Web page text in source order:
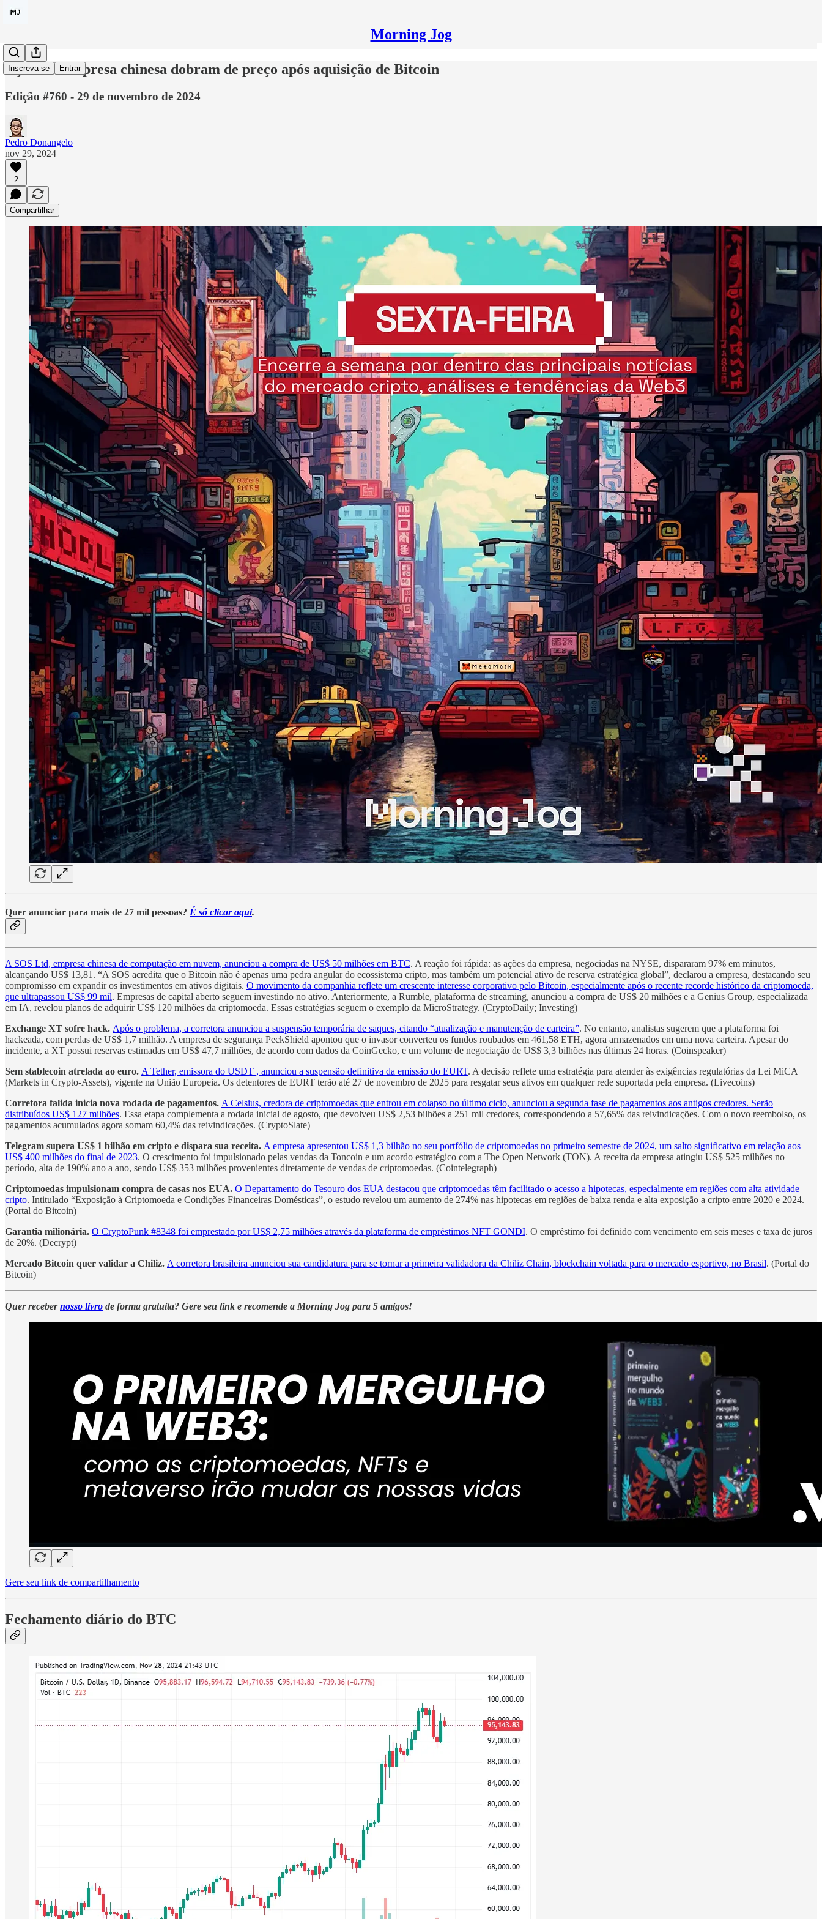
Morning Jog
Inscreva-se Entrar
Ações de empresa chinesa dobram de preço após aquisição de Bitcoin
Edição #760 - 29 de novembro de 2024
Pedro Donangelo
nov 29, 2024
2
Compartilhar
Quer anunciar para mais de 27 mil pessoas? É só clicar aqui.
A SOS Ltd, empresa chinesa de computação em nuvem, anunciou a compra de US$ 50 milhões em BTC. A reação foi rápida: as ações da empresa, negociadas na NYSE, dispararam 97% em minutos,
alcançando US$ 13,81. “A SOS acredita que o Bitcoin não é apenas uma pedra angular do ecossistema cripto, mas também um potencial ativo de reserva estratégica global”, declarou a empresa, destacando seu
compromisso em expandir os investimentos em ativos digitais. O movimento da companhia reflete um crescente interesse corporativo pelo Bitcoin, especialmente após o recente recorde histórico da criptomoeda,
que ultrapassou US$ 99 mil. Empresas de capital aberto seguem investindo no ativo. Anteriormente, a Rumble, plataforma de streaming, anunciou a compra de US$ 20 milhões e a Genius Group, especializada
em IA, revelou planos de adquirir US$ 120 milhões da criptomoeda. Essas estratégias seguem o exemplo da MicroStrategy. (CryptoDaily; Investing)
Exchange XT sofre hack. Após o problema, a corretora anunciou a suspensão temporária de saques, citando “atualização e manutenção de carteira”. No entanto, analistas sugerem que a plataforma foi
hackeada, com perdas de US$ 1,7 milhão. A empresa de segurança PeckShield apontou que o invasor converteu os fundos roubados em 461,58 ETH, agora armazenados em uma nova carteira. Apesar do
incidente, a XT possui reservas estimadas em US$ 47,7 milhões, de acordo com dados da CoinGecko, e um volume de negociação de US$ 3,3 bilhões nas últimas 24 horas. (Coinspeaker)
Sem stablecoin atrelada ao euro. A Tether, emissora do USDT , anunciou a suspensão definitiva da emissão do EURT. A decisão reflete uma estratégia para atender às exigências regulatórias da Lei MiCA
(Markets in Crypto-Assets), vigente na União Europeia. Os detentores de EURT terão até 27 de novembro de 2025 para resgatar seus ativos em qualquer rede suportada pela empresa. (Livecoins)
Corretora falida inicia nova rodada de pagamentos. A Celsius, credora de criptomoedas que entrou em colapso no último ciclo, anunciou a segunda fase de pagamentos aos antigos credores. Serão
distribuídos US$ 127 milhões. Essa etapa complementa a rodada inicial de agosto, que devolveu US$ 2,53 bilhões a 251 mil credores, correspondendo a 57,65% das reivindicações. Com o novo reembolso, os
pagamentos acumulados agora somam 60,4% das reivindicações. (CryptoSlate)
Telegram supera US$ 1 bilhão em cripto e dispara sua receita. A empresa apresentou US$ 1,3 bilhão no seu portfólio de criptomoedas no primeiro semestre de 2024, um salto significativo em relação aos
US$ 400 milhões do final de 2023. O crescimento foi impulsionado pelas vendas da Toncoin e um acordo estratégico com a The Open Network (TON). A receita da empresa atingiu US$ 525 milhões no
período, alta de 190% ano a ano, sendo US$ 353 milhões provenientes diretamente de vendas de criptomoedas. (Cointelegraph)
Criptomoedas impulsionam compra de casas nos EUA. O Departamento do Tesouro dos EUA destacou que criptomoedas têm facilitado o acesso a hipotecas, especialmente em regiões com alta atividade
cripto. Intitulado “Exposição à Criptomoeda e Condições Financeiras Domésticas”, o estudo revelou um aumento de 274% nas hipotecas em regiões de baixa renda e alta exposição a cripto entre 2020 e 2024.
(Portal do Bitcoin)
Garantia milionária. O CryptoPunk #8348 foi emprestado por US$ 2,75 milhões através da plataforma de empréstimos NFT GONDI. O empréstimo foi definido com vencimento em seis meses e taxa de juros
de 20%. (Decrypt)
Mercado Bitcoin quer validar a Chiliz. A corretora brasileira anunciou sua candidatura para se tornar a primeira validadora da Chiliz Chain, blockchain voltada para o mercado esportivo, no Brasil. (Portal do
Bitcoin)
Quer recebernosso livro de forma gratuita? Gere seu link e recomende a Morning Jog para 5 amigos!
Gere seu link de compartilhamento
Fechamento diário do BTC